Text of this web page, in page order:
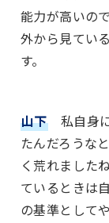
能力が高いの
外から見てい
す。
山下
私自身
たんだろうな
く荒れました
ているときは
の基準として